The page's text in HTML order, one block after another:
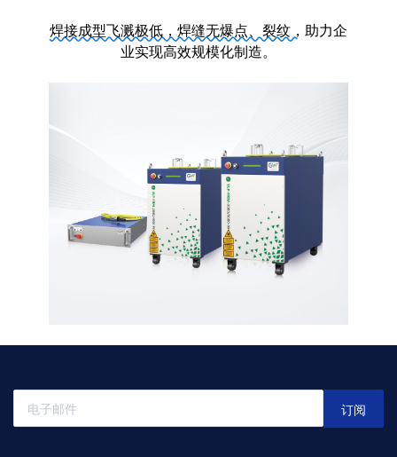
焊接成型飞溅极低，焊缝无爆点、裂纹， 助力企
业实现高效规模化制造。
订阅